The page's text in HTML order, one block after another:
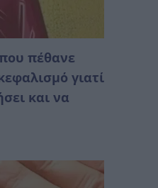
πέθανε
γιατί
και να